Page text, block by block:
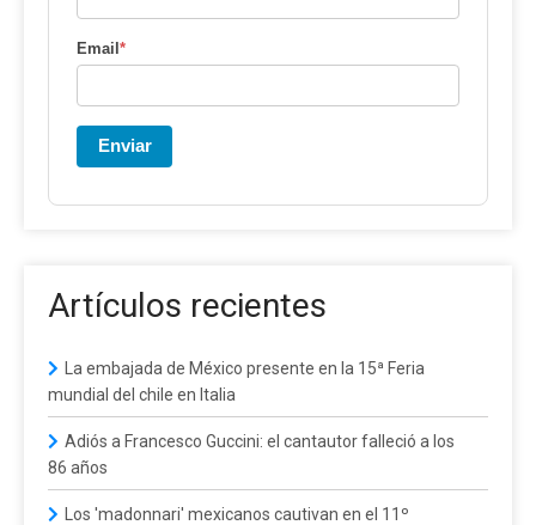
Email*
Enviar
Artículos recientes
La embajada de México presente en la 15ª Feria
mundial del chile en Italia
Adiós a Francesco Guccini: el cantautor falleció a los
86 años
Los 'madonnari' mexicanos cautivan en el 11º